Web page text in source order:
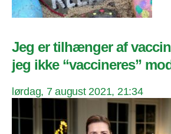
Jeg er tilhænger af
jeg ikke “vaccineres”
lørdag, 7 august 2021, 21:34